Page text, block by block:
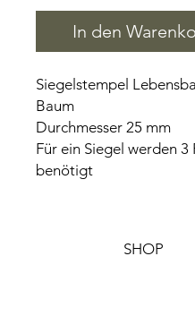
In den
Siegelstempel
Baum
Durchmesser 25 mm
Für ein Siegel werden 3
benötigt
SHOP